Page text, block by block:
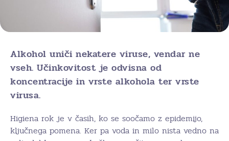
Alkohol uniči nekatere viruse, vendar ne
vseh. Učinkovitost je odvisna od
koncentracije in vrste alkohola ter vrste
virusa.
Higiena rok je v časih, ko se soočamo z epidemijo,
ključnega pomena. Ker pa voda in milo nista vedno na